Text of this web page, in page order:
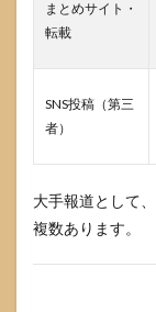
まとめサイト・
転載
SNS投稿（第三
者）
大手報道として
複数あります。